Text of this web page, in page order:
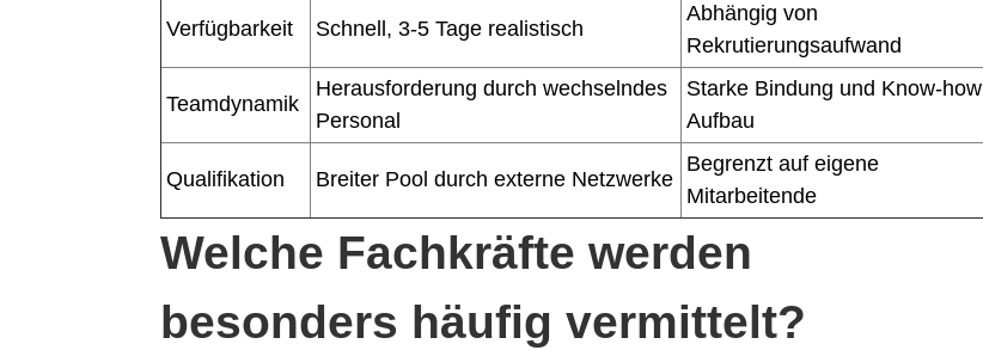
Verfügbarkeit Schnell, 3-5 Tage realistisch
Abhängig von
Rekrutierungsaufwand
Teamdynamik
Herausforderung durch wechselndes
Personal
Starke Bindung und Know-how
Aufbau
Qualifikation Breiter Pool durch externe Netzwerke
Begrenzt auf eigene
Mitarbeitende
Welche Fachkräfte werden
besonders häufig vermittelt?